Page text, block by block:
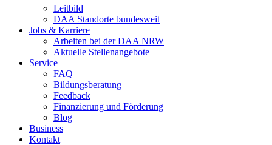
Leitbild
DAA Standorte bundesweit
Jobs & Karriere
Arbeiten bei der DAA NRW
Aktuelle Stellenangebote
Service
FAQ
Bildungsberatung
Feedback
Finanzierung und Förderung
Blog
Business
Kontakt